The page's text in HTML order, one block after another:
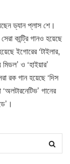
ড্যান প্লাস শে।
কান্ট্রি গানও হয়েছে
ইগোরের ‘টাইলার,
ও ‘হাইয়ার’
রক গান হয়েছে ‘দিস
গানের